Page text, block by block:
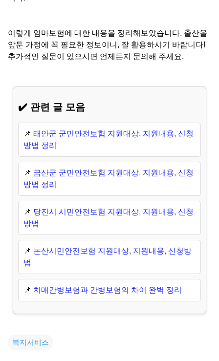
이렇게 엄마보험에 대한 내용을 정리해보았습니다. 출산을
앞둔 가정에 꼭 필요한 정보이니, 잘 활용하시기 바랍니다!
추가적인 질문이 있으시면 언제든지 문의해 주세요.
✔️ 관련 글 모음
📌 태안군 군민안전보험 지원대상, 지원내용, 신청
방법 정리
📌 금산군 군민안전보험 지원대상, 지원내용, 신청
방법 정리
📌 당진시 시민안전보험 지원대상, 지원내용, 신청
방법
📌 논산시민안전보험 지원대상, 지원내용, 신청방
법
📌 치매간병보험과 간병보험의 차이 완벽 정리
복지서비스